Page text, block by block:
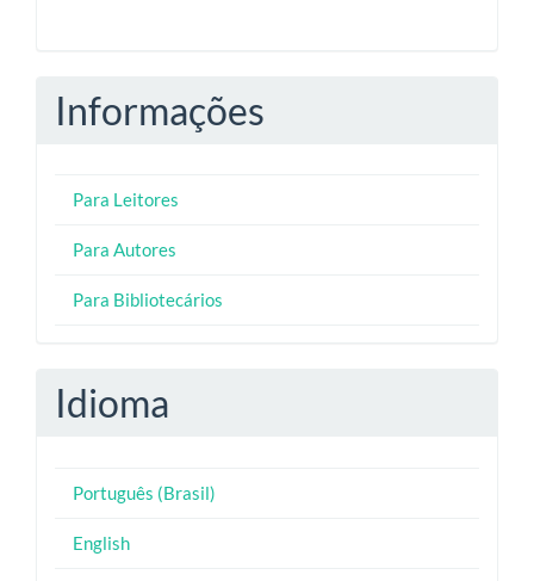
Informações
Para Leitores
Para Autores
Para Bibliotecários
Idioma
Português (Brasil)
English